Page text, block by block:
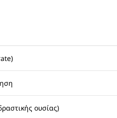
ουσίας)